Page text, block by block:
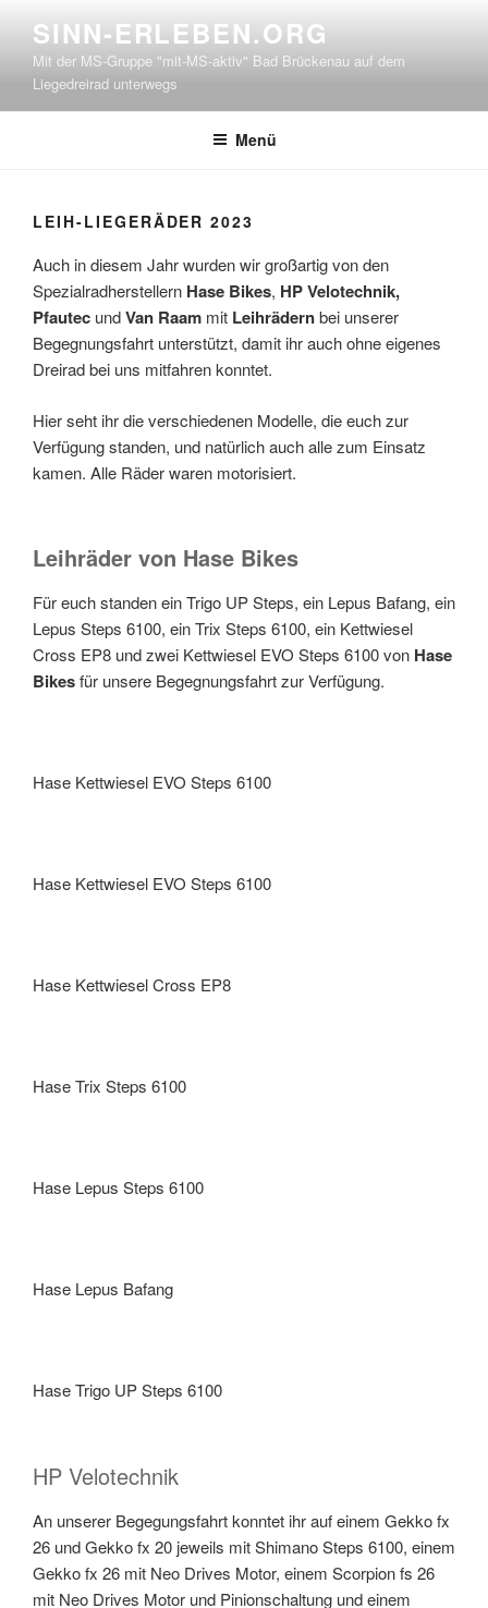
Inhalt
springen
SINN-ERLEBEN.ORG
Mit der MS-Gruppe "mit-MS-aktiv" Bad Brückenau auf dem
Liegedreirad unterwegs
Menü
LEIH-LIEGERÄDER 2023
Auch in diesem Jahr wurden wir großartig von den
Spezialradherstellern Hase Bikes, HP Velotechnik,
Pfautec undVan Raam mit Leihrädernbei unserer
Begegnungsfahrt unterstützt, damit ihr auch ohne eigenes
Dreirad bei uns mitfahren konntet.
Hier seht ihr die verschiedenen Modelle, die euch zur
Verfügung standen, und natürlich auch alle zum Einsatz
kamen. Alle Räder waren motorisiert.
Leihräder von Hase Bikes
Für euch standen ein Trigo UP Steps, ein Lepus Bafang, ein
Lepus Steps 6100, ein Trix Steps 6100, ein Kettwiesel
Cross EP8 und zwei Kettwiesel EVO Steps 6100 von Hase
Bikesfür unsere Begegnungsfahrt zur Verfügung.
Hase Kettwiesel EVO Steps 6100
Hase Kettwiesel EVO Steps 6100
Hase Kettwiesel Cross EP8
Hase Trix Steps 6100
Hase Lepus Steps 6100
Hase Lepus Bafang
Hase Trigo UP Steps 6100
HP Velotechnik
An unserer Begegungsfahrt konntet ihr auf einem Gekko fx
26 und Gekko fx 20 jeweils mit Shimano Steps 6100, einem
Gekko fx 26 mit Neo Drives Motor, einem Scorpion fs 26
mit Neo Drives Motor und Pinionschaltung und einem